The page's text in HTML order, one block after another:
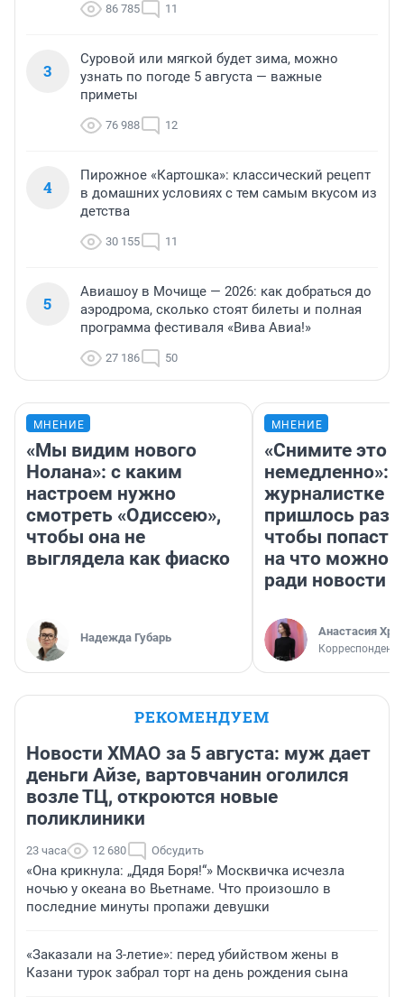
86 785 11
3
Суровой или мягкой будет зима, можно
узнать по погоде 5 августа — важные
приметы
76 988 12
4
Пирожное «Картошка»: классический рецепт
в домашних условиях с тем самым вкусом из
детства
30 155 11
5
Авиашоу в Мочище — 2026: как добраться до
аэродрома, сколько стоят билеты и полная
программа фестиваля «Вива Авиа!»
27 186 50
МНЕНИЕ
«Мы видим нового
Нолана»: с каким
настроем нужно
смотреть «Одиссею»,
чтобы она не
выглядела как фиаско
Надежда Губарь
МНЕНИЕ
«Снимите это
немедленно»:
журналистке
пришлось
чтобы попасть
на что можно
ради новости
Анастасия
Корреспондент
РЕКОМЕНДУЕМ
Новости ХМАО за 5 августа: муж дает
деньги Айзе, вартовчанин оголился
возле ТЦ, откроются новые
поликлиники
23 часа 12 680 Обсудить
«Она крикнула: „Дядя Боря!“» Москвичка исчезла
ночью у океана во Вьетнаме. Что произошло в
последние минуты пропажи девушки
«Заказали на 3-летие»: перед убийством жены в
Казани турок забрал торт на день рождения сына